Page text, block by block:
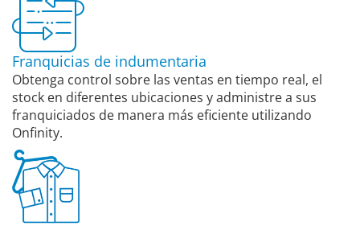
Franquicias de indumentaria
Obtenga control sobre las ventas en tiempo real, el
stock en diferentes ubicaciones y administre a sus
franquiciados de manera más eficiente utilizando
Onfinity.